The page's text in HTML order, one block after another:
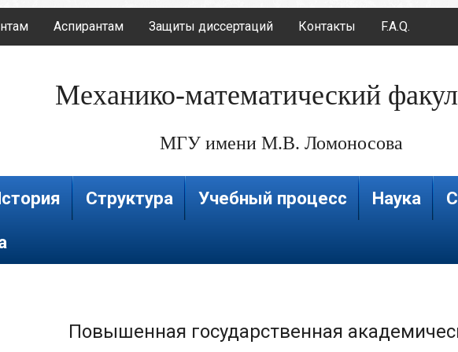
Аспирантам Защиты диссертаций Контакты F.A.Q.
Механико-математический
МГУ имени М.В. Ломоносова
Структура Учебный процесс Наука
Повышенная государственная